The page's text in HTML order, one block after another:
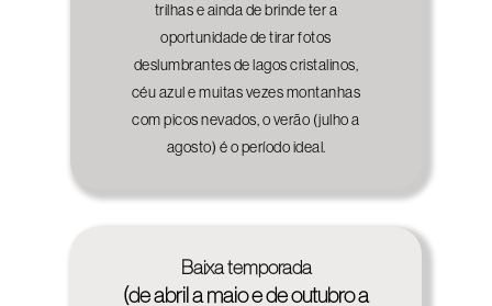
trilhas e ainda de brinde ter a
oportunidade de tirar fotos
deslumbrantes de lagos cristalinos,
céu azul e muitas vezes montanhas
com picos nevados, o verão (julho a
agosto) é o período ideal.
Baixa temporada
(de abril a maio e de outubro a